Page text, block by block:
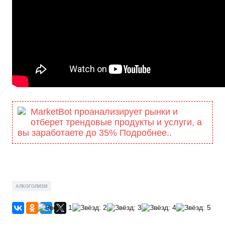
MarketBot проанализирует рынки и
отберет трендовые продукты и услуги, а
вы заработаете до 35% Подробнее..
АЛКОГОЛИЗМ